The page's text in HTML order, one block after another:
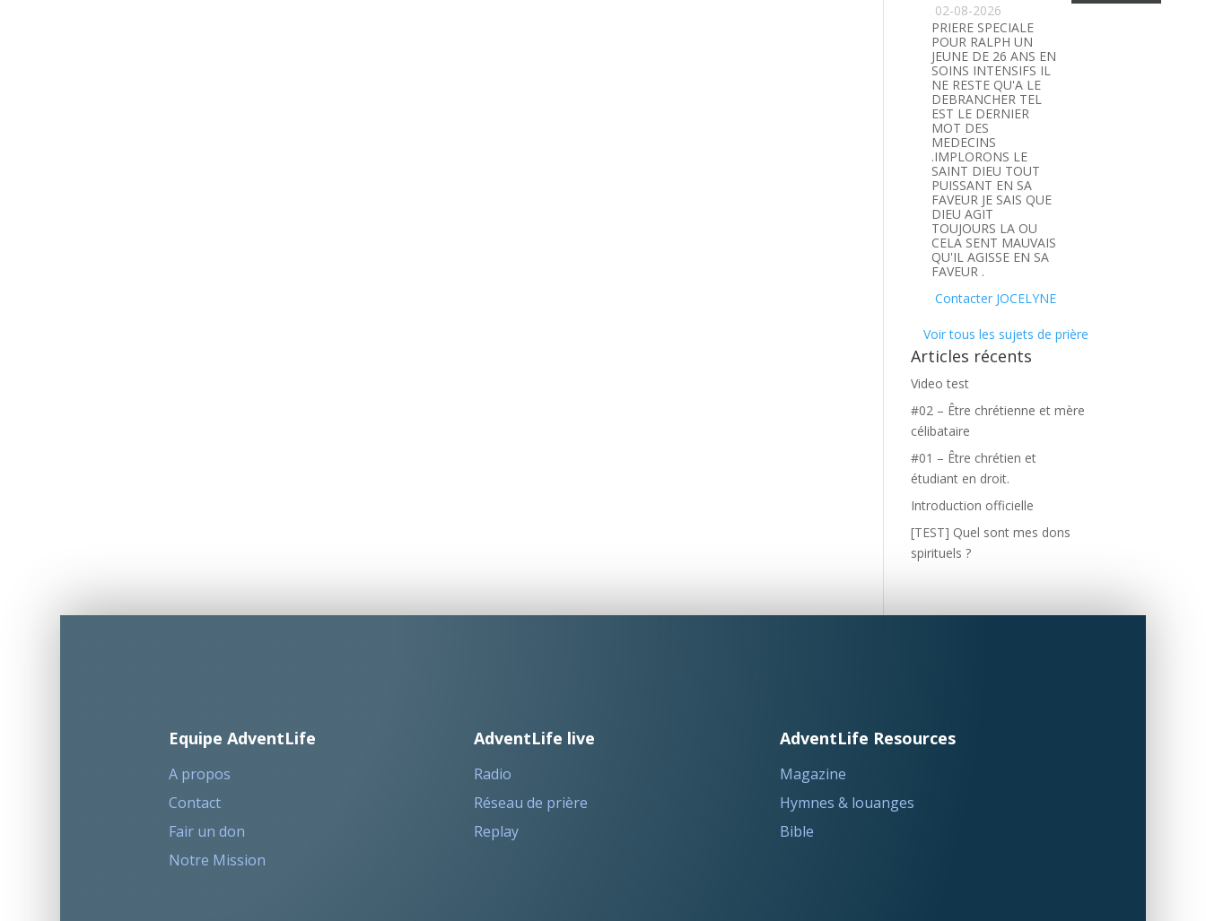
02-08-2026
PRIERE SPECIALE
POUR RALPH UN
JEUNE DE 26 ANS EN
SOINS INTENSIFS IL
NE RESTE QU'A LE
DEBRANCHER TEL
EST LE DERNIER
MOT DES
MEDECINS
.IMPLORONS LE
SAINT DIEU TOUT
PUISSANT EN SA
FAVEUR JE SAIS QUE
DIEU AGIT
TOUJOURS LA OU
CELA SENT MAUVAIS
QU'IL AGISSE EN SA
FAVEUR .
Contacter JOCELYNE
Voir tous les sujets de prière
Articles récents
Video test
#02 – Être chrétienne et mère
célibataire
#01 – Être chrétien et
étudiant en droit.
Introduction officielle
[TEST] Quel sont mes dons
spirituels ?
Equipe AdventLife
A propos
Contact
Fair un don
Notre Mission
AdventLife live
Radio
Réseau de prière
Replay
AdventLife Resources
Magazine
Hymnes & louanges
Bible